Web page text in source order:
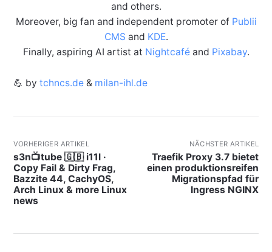
and others.
Moreover, big fan and independent promoter of Publii
CMS and KDE.
Finally, aspiring AI artist at Nightcaféand Pixabay.
💪 by tchncs.de& milan-ihl.de
VORHERIGER ARTIKEL
s3n📺tube 🇬🇧 i11l ·
Copy Fail & Dirty Frag,
Bazzite 44, CachyOS,
Arch Linux & more Linux
news
NÄCHSTER ARTIKEL
Traefik Proxy 3.7 bietet
einen produktionsreifen
Migrationspfad für
Ingress NGINX